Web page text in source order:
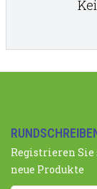
Registrieren
neue Produkte